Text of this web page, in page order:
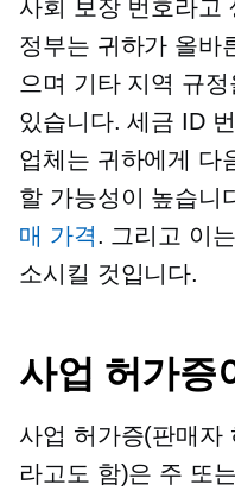
사회 보장 번호라고
정부는 귀하가 올바
으며 기타 지역 규
있습니다. 세금 ID
업체는 귀하에게 다
할 가능성이 높습니
매 가격. 그리고 이
소시킬 것입니다.
사업 허가증
사업 허가증(판매자
라고도 함)은 주 또